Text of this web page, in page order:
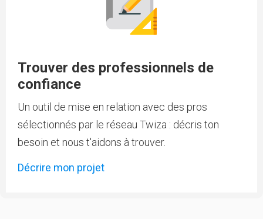
Trouver des professionnels de
confiance
Un outil de mise en relation avec des pros
sélectionnés par le réseau Twiza : décris ton
besoin et nous t'aidons à trouver.
Décrire mon projet